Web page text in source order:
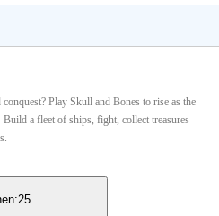
Play Skull and Bones to rise as the
a fleet of ships, fight, collect treasures
25